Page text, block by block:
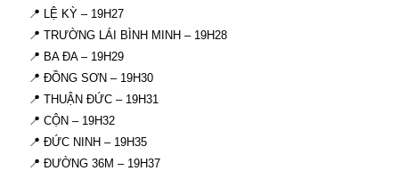
📍 LỆ KỲ – 19H27
📍 TRƯỜNG LÁI BÌNH MINH – 19H28
📍 BA ĐA – 19H29
📍 ĐỒNG SƠN – 19H30
📍 THUẬN ĐỨC – 19H31
📍 CỘN – 19H32
📍 ĐỨC NINH – 19H35
📍 ĐƯỜNG 36M – 19H37